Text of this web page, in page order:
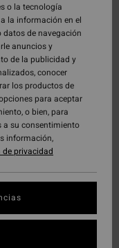
o la tecnología
la información en el
de navegación
anuncios y
de la publicidad y
conocer
los productos de
para aceptar
o bien, para
a su consentimiento
información,
privacidad